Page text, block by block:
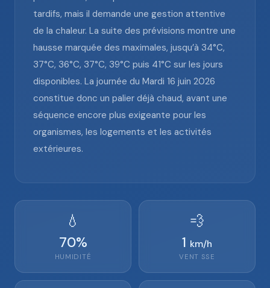
tardifs, mais il demande une gestion attentive
de la chaleur. La suite des prévisions montre une
hausse marquée des maximales, jusqu’à 34°C,
37°C, 36°C, 37°C, 39°C puis 41°C sur les jours
disponibles. La journée du Mardi 16 juin 2026
constitue donc un palier déjà chaud, avant une
séquence encore plus exigeante pour les
organismes, les logements et les activités
extérieures.
💧
70%
HUMIDITÉ
💨
1 km/h
VENT SSE